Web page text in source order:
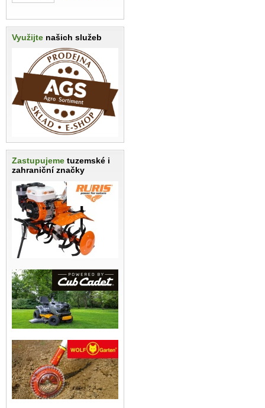
Využijte našich služeb
Zastupujeme tuzemské i
zahraniční značky